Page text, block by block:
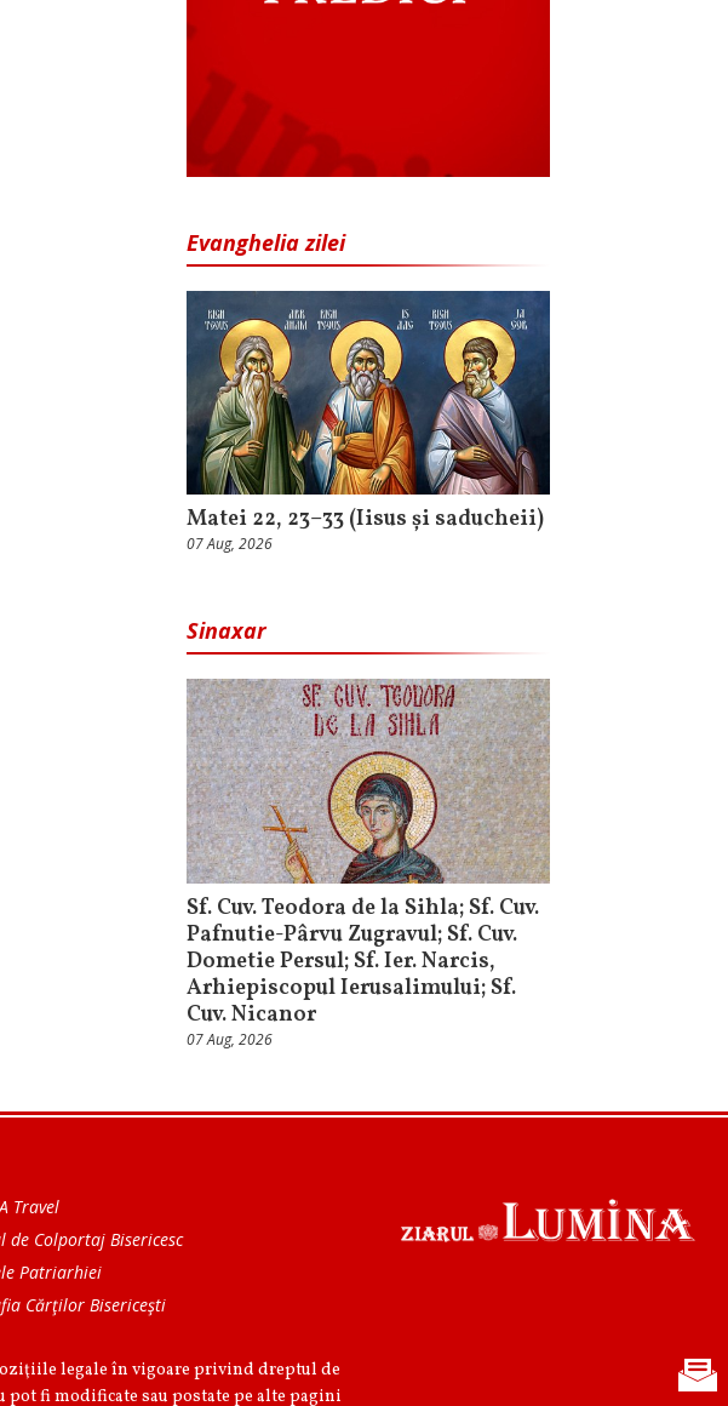
Evanghelia zilei
Matei 22, 23–33 (Iisus și saducheii)
07 Aug, 2026
Sinaxar
Sf. Cuv. Teodora de la Sihla; Sf. Cuv.
Pafnutie-Pârvu Zugravul; Sf. Cuv.
Dometie Persul; Sf. Ier. Narcis,
Arhiepiscopul Ierusalimului; Sf.
Cuv. Nicanor
07 Aug, 2026
Travel
de Colportaj Bisericesc
Patriarhiei
Cărţilor Bisericeşti
legale în vigoare privind dreptul de
fi modificate sau postate pe alte pagini